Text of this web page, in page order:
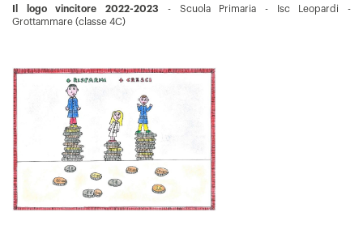
Il logo vincitore 2022-2023 - Scuola Primaria - Isc Leopardi -
Grottammare (classe 4C)